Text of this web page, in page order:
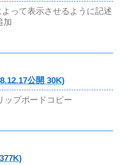
って表示させるように記述
加
公開 30K)
ップボードコピー